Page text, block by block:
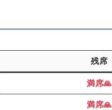
残席
満席🙏
満席🙏